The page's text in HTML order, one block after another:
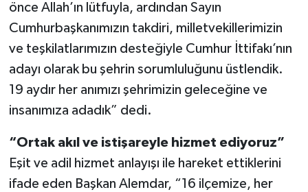
önce Allah’ın lütfuyla, ardından Sayın
Cumhurbaşkanımızın takdiri, milletvekillerimizin
ve teşkilatlarımızın desteğiyle Cumhur İttifakı’nın
adayı olarak bu şehrin sorumluluğunu üstlendik.
19 aydır her anımızı şehrimizin geleceğine ve
insanımıza adadık” dedi.
“Ortak akıl ve istişareyle hizmet ediyoruz”
Eşit ve adil hizmet anlayışı ile hareket ettiklerini
ifade eden Başkan Alemdar, “16 ilçemize, her